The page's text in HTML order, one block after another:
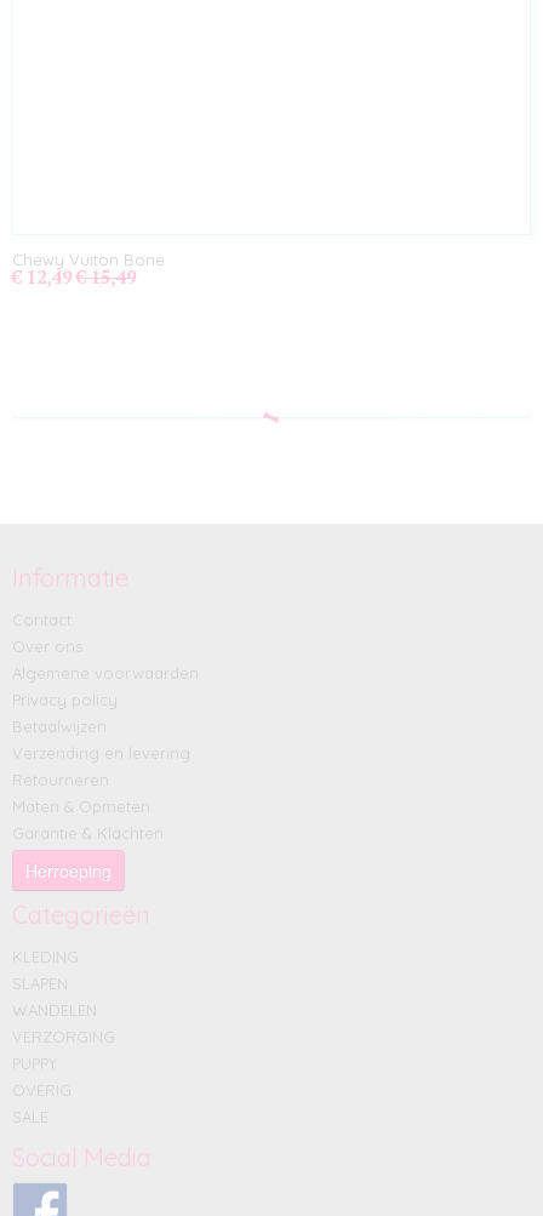
Chewy Vuiton Bone
€ 12,49 € 15,49
Informatie
Contact
Over ons
Algemene voorwaarden
Privacy policy
Betaalwijzen
Verzending en levering
Retourneren
Maten & Opmeten
Garantie & Klachten
Herroeping
Categorieën
KLEDING
SLAPEN
WANDELEN
VERZORGING
PUPPY
OVERIG
SALE
Social Media